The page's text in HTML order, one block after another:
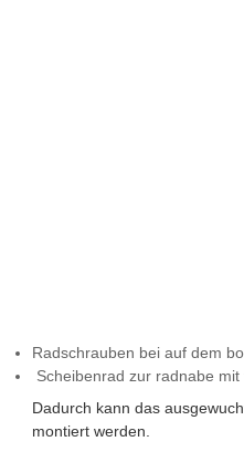
Radschrauben bei auf dem
Scheibenrad zur radnabe mit
Dadurch kann das
montiert werden.